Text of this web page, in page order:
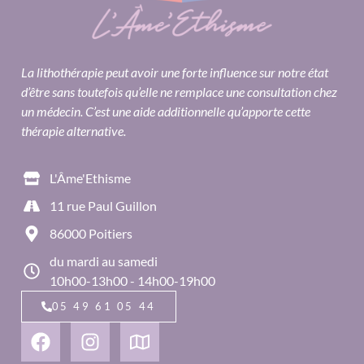
La lithothérapie peut avoir une forte influence sur notre état
d’être sans toutefois qu’elle ne remplace une consultation chez
un médecin. C’est une aide additionnelle qu’apporte cette
thérapie alternative.
L'Âme'Ethisme
11 rue Paul Guillon
86000 Poitiers
du mardi au samedi
10h00-13h00 - 14h00-19h00
05 49 61 05 44